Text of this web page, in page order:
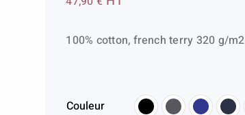
100% cotton, french terry 320 g/m2
Couleur